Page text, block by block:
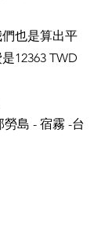
也是算出平
12363 TWD
島 - 宿霧 -台